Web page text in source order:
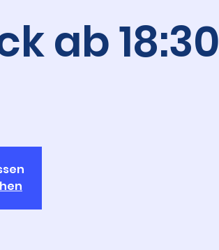
ab 18:30